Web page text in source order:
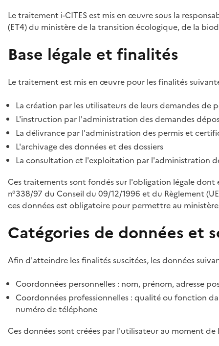
Le traitement i-CITES est mis en œuvre sous la
(ET4) du ministère de la transition écologique, de la
Base légale et finalités
Le traitement est mis en œuvre pour les finalités
La création par les utilisateurs de leurs demandes
L'instruction par l'administration des demandes
La délivrance par l'administration des permis et
L'archivage des données et des dossiers
La consultation et l'exploitation par l'administration
Ces traitements sont fondés sur l'obligation légale
n°338/97 du Conseil du 09/12/1996 et du Règlement
ces données est obligatoire pour permettre au
Catégories de données et
Afin d'atteindre les finalités suscitées, les données
Coordonnées personnelles : nom, prénom, adresse
Coordonnées professionnelles : qualité ou fonction
numéro de téléphone
Ces données sont créées par l'utilisateur au moment